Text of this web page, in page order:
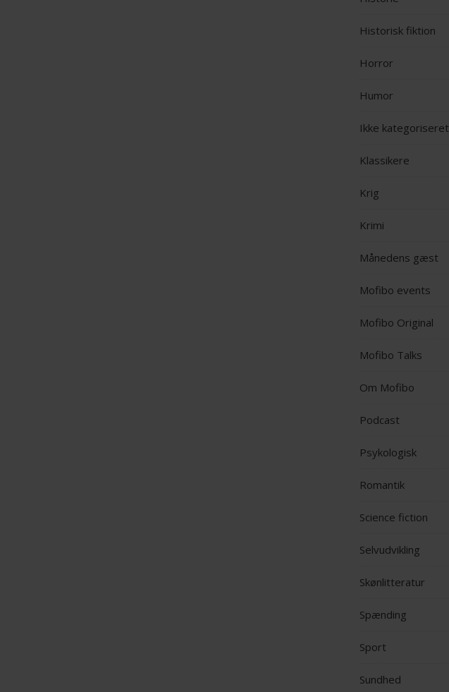
Historisk fiktion
Horror
Humor
Ikke kategoriseret
Klassikere
Krig
Krimi
Månedens gæst
Mofibo events
Mofibo Original
Mofibo Talks
Om Mofibo
Podcast
Psykologisk
Romantik
Science fiction
Selvudvikling
Skønlitteratur
Spænding
Sport
Sundhed